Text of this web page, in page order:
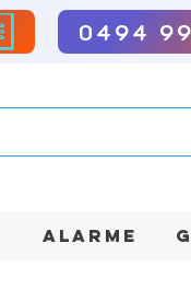
0494
ALARME